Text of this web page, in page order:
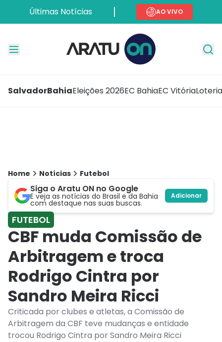
Últimas Notícias AO VIVO
SalvadorBahiaEleições 2026EC BahiaEC Vitória
Home Notícias Futebol
Siga o Aratu ON no Google
E veja as notícias do Brasil e da Bahia
com destaque nas suas buscas.
Adicionar
FUTEBOL
CBF muda Comissão de
Arbitragem e troca
Rodrigo Cintra por
Sandro Meira Ricci
Criticada por clubes e atletas, a Comissão de
Arbitragem da CBF teve mudanças e entidade
trocou Rodrigo Cintra por Sandro Meira Ricci